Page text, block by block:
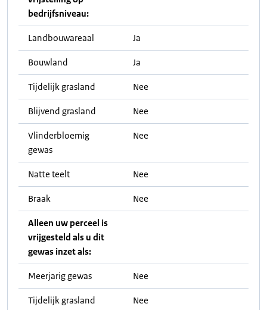
bedrijfsniveau:
Landbouwareaal Ja
Bouwland Ja
Tijdelijk grasland Nee
Blijvend grasland Nee
Vlinderbloemig
gewas
Nee
Natte teelt Nee
Braak Nee
Alleen uw perceel is
vrijgesteld als u dit
gewas inzet als:
Meerjarig gewas Nee
Tijdelijk grasland Nee